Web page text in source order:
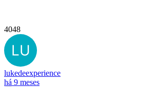
4048
lukedeexperience
há 9 meses